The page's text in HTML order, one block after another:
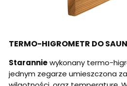
TERMO-HIGROMETR DO
Staranniewykonany termo-
jednym zegarze umieszczona